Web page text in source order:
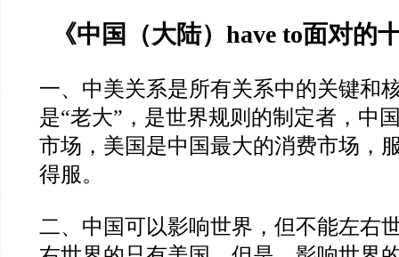
《中国（大陆） have to面对的
一、中美关系是所有关系中的关键和
是“老大” ，是世界规则的制定者，中
市场，美国是中国最大的消费市场，
得服。
二、中国可以影响世界，但不能左右